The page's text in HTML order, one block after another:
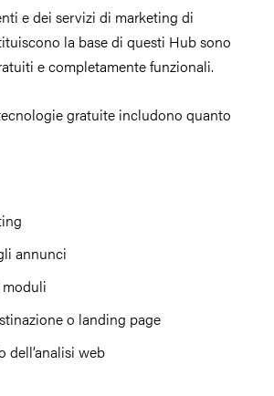
e dei servizi di marketing di
la base di questi Hub sono
e completamente funzionali.
gratuite includono quanto
annunci
o landing page
dell’analisi web